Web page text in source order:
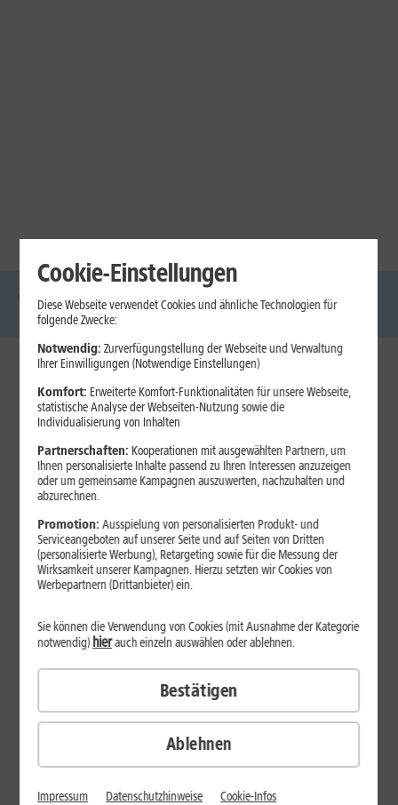
Glasfaser Internet Handys
Mobilfunk-
Laptops
1&1 Internet
Jetzt unterbrechungsfrei ins sehr gute Netz wechseln.
Ohne doppelte Kosten.*
ab 29,99
€/Monat*
Verfügbarkeit prüfen
Cookie-Einstellungen
Diese Webseite verwendet Cookies und ähnliche Technologien für
folgende Zwecke:
Notwendig: Zurverfügungstellung der Webseite und Verwaltung
Ihrer Einwilligungen (Notwendige Einstellungen)
Komfort: Erweiterte Komfort-Funktionalitäten für unsere Webseite,
statistische Analyse der Webseiten-Nutzung sowie die
Individualisierung von Inhalten
Partnerschaften: Kooperationen mit ausgewählten Partnern, um
Ihnen personalisierte Inhalte passend zu Ihren Interessen anzuzeigen
oder um gemeinsame Kampagnen auszuwerten, nachzuhalten und
abzurechnen.
Promotion:Ausspielung von personalisierten Produkt- und
Serviceangeboten auf unserer Seite und auf Seiten von Dritten
(personalisierte Werbung), Retargeting sowie für die Messung der
Wirksamkeit unserer Kampagnen. Hierzu setzten wir Cookies von
Werbepartnern (Drittanbieter) ein.
Ablehnen
Sie können die Verwendung von Cookies (mit Ausnahme der Kategorie
notwendig)hierauch einzeln auswählen oder ablehnen.
Bestätigen
Impressum Datenschutzhinweise Cookie-Infos